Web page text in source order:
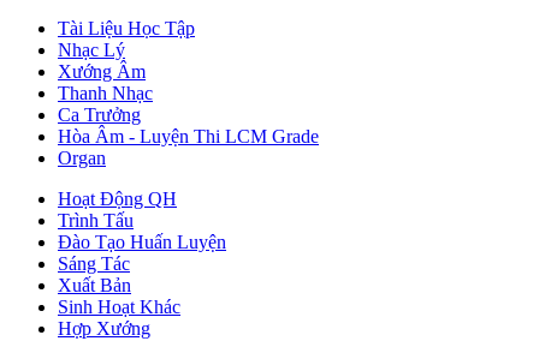
Tài Liệu Học Tập
Nhạc Lý
Xướng Âm
Thanh Nhạc
Ca Trưởng
Hòa Âm - Luyện Thi LCM Grade
Organ
Hoạt Động QH
Trình Tấu
Đào Tạo Huấn Luyện
Sáng Tác
Xuất Bản
Sinh Hoạt Khác
Hợp Xướng